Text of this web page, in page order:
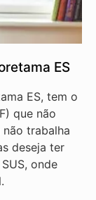
ES
ES, tem o
que não
não trabalha
deseja ter
onde